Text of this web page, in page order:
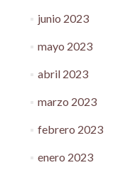
junio 2023
mayo 2023
abril 2023
marzo 2023
febrero 2023
enero 2023